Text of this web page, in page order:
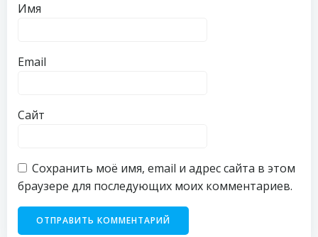
Имя
Email
Сайт
Сохранить моё имя, email и адрес сайта в этом
браузере для последующих моих комментариев.